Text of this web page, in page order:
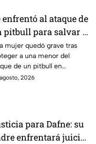
enfrentó al ataque de
pitbull para salvar a
menor; hoy lucha
su vida en Zapopan
mujer quedó grave tras
a una menor del
de un pitbull en
la víctima sufrió
2026
para Dafne: su
enfrentará juicio